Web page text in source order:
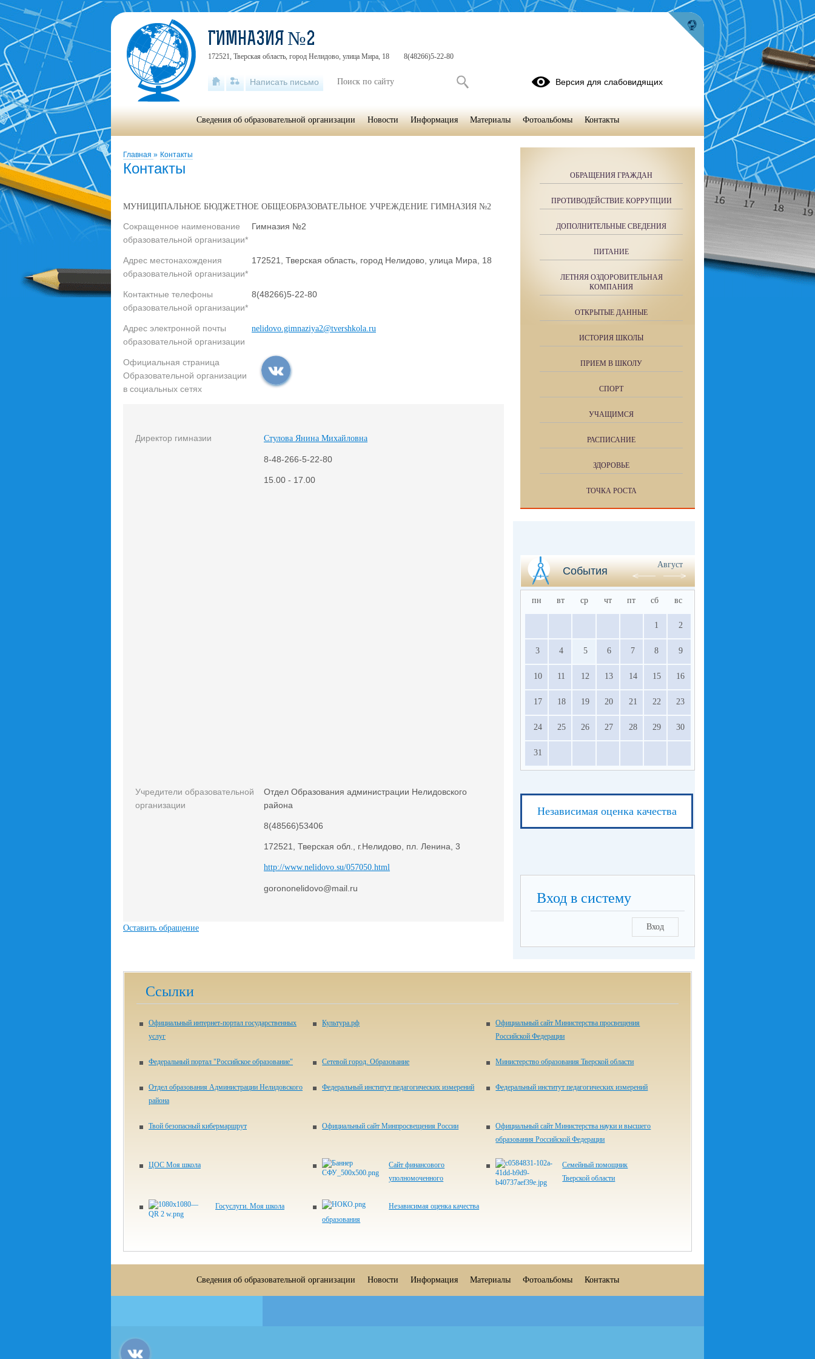
Главная » Контакты
Контакты
МУНИЦИПАЛЬНОЕ БЮДЖЕТНОЕ ОБЩЕОБРАЗОВАТЕЛЬНОЕ УЧРЕЖДЕНИЕ ГИМНАЗИЯ №2
Сокращенное наименование
образовательной организации*
Гимназия №2
Адрес местонахождения
образовательной организации*
172521, Тверская область, город Нелидово, улица Мира, 18
Контактные телефоны
образовательной организации*
8(48266)5-22-80
Адрес электронной почты
образовательной организации
nelidovo.gimnaziya2@tvershkola.ru
Официальная страница
Образовательной организации
в социальных сетях
Директор гимназии Стулова Янина Михайловна
8-48-266-5-22-80
15.00 - 17.00
Учредители образовательной
организации
Отдел Образования администрации Нелидовского
района
8(48566)53406
172521, Тверская обл., г.Нелидово, пл. Ленина, 3
http://www.nelidovo.su/057050.html
gorononelidovo@mail.ru
Оставить обращение
ОБРАЩЕНИЯ ГРАЖДАН
ПРОТИВОДЕЙСТВИЕ КОРРУПЦИИ
ДОПОЛНИТЕЛЬНЫЕ СВЕДЕНИЯ
ПИТАНИЕ
ЛЕТНЯЯ ОЗДОРОВИТЕЛЬНАЯ
КОМПАНИЯ
ОТКРЫТЫЕ ДАННЫЕ
ИСТОРИЯ ШКОЛЫ
ПРИЕМ В ШКОЛУ
СПОРТ
УЧАЩИМСЯ
РАСПИСАНИЕ
ЗДОРОВЬЕ
ТОЧКА РОСТА
События
Август
пн вт ср чт пт сб вс
1 2
3 4 5 6 7 8 9
10 11 12 13 14 15 16
17 18 19 20 21 22 23
24 25 26 27 28 29 30
31
Независимая оценка качества
Вход в систему
Вход
Ссылки
Официальный интернет-портал государственных
услуг
Культура.рф
Официальный сайт Министерства просвещения
Российской Федерации
Федеральный портал "Российское образование" Сетевой город. Образование Министерство образования Тверской области
Отдел образования Администрации Нелидовского
района
Федеральный институт педагогических измерений Федеральный институт педагогических измерений
Твой безопасный кибермаршрут Официальный сайт Минпросвещения России
Официальный сайт Министерства науки и высшего
образования Российской Федерации
ЦОС Моя школа
Сайт финансового
уполномоченного
Семейный помощник
Тверской области
Госуслуги. Моя школа
Независимая оценка качества
образования
ГИМНАЗИЯ №2
172521, Тверская область, город Нелидово, улица Мира, 18 8(48266)5-22-80
Написать письмо Версия для слабовидящих
Сведения об образовательной организации Новости Информация Материалы Фотоальбомы Контакты
Сведения об образовательной организации Новости Информация Материалы Фотоальбомы Контакты